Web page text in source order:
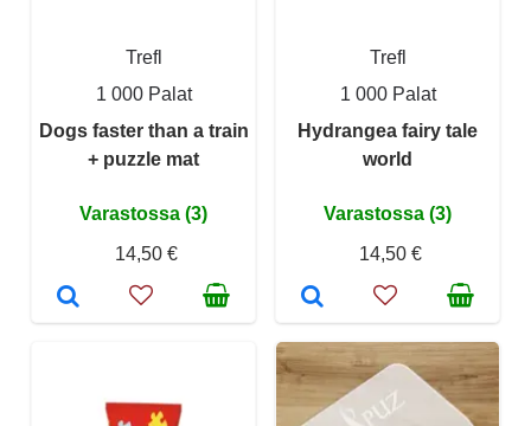
Trefl
1 000 Palat
Dogs faster than a train
+ puzzle mat
Varastossa (3)
14,50 €
Trefl
1 000 Palat
Hydrangea fairy tale
world
Varastossa (3)
14,50 €